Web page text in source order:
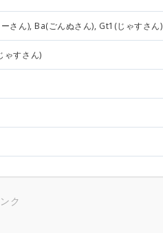
さん), Ba(ごんぬさん), Gt1(じゃすさん)
ゃすさん)
ク